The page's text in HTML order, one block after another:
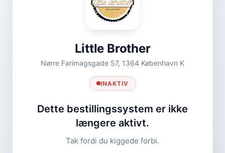
Little Brother
Nørre Farimagsgade 57, 1364 København K
INAKTIV
Dette bestillingssystem er ikke
længere aktivt.
Tak fordi du kiggede forbi.